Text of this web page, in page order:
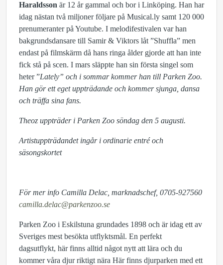
Haraldsson är 12 år gammal och bor i Linköping. Han har
idag nästan två miljoner följare på Musical.ly samt 120 000
prenumeranter på Youtube. I melodifestivalen var han
bakgrundsdansare till Samir & Viktors låt ”Shuffla” men
endast på filmskärm då hans ringa ålder gjorde att han inte
fick stå på scen. I mars släppte han sin första singel som
heter ”Lately” och i sommar kommer han till Parken Zoo.
Han gör ett eget uppträdande och kommer sjunga, dansa
och träffa sina fans.
Theoz uppträder i Parken Zoo söndag den 5 augusti.
Artistuppträdandet ingår i ordinarie entré och
säsongskortet
För mer info Camilla Delac, marknadschef, 0705-927560
camilla.delac@parkenzoo.se
Parken Zoo i Eskilstuna grundades 1898 och är idag ett av
Sveriges mest besökta utflyktsmål. En perfekt
dagsutflykt, här finns alltid något nytt att lära och du
kommer våra djur riktigt nära Här finns djurparken med ett